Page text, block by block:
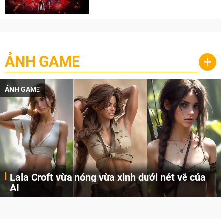
ẢNH GAME +
ẢNH GAME
Lala Croft vừa nóng vừa xinh dưới nét vẽ của
AI